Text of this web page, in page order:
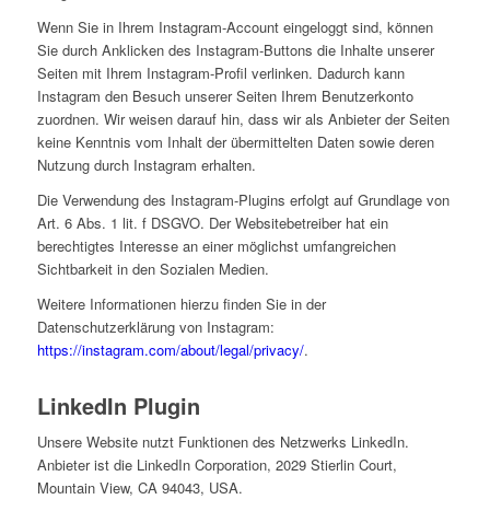
Wenn Sie in Ihrem Instagram-Account eingeloggt sind, können
Sie durch Anklicken des Instagram-Buttons die Inhalte unserer
Seiten mit Ihrem Instagram-Profil verlinken. Dadurch kann
Instagram den Besuch unserer Seiten Ihrem Benutzerkonto
zuordnen. Wir weisen darauf hin, dass wir als Anbieter der Seiten
keine Kenntnis vom Inhalt der übermittelten Daten sowie deren
Nutzung durch Instagram erhalten.
Die Verwendung des Instagram-Plugins erfolgt auf Grundlage von
Art. 6 Abs. 1 lit. f DSGVO. Der Websitebetreiber hat ein
berechtigtes Interesse an einer möglichst umfangreichen
Sichtbarkeit in den Sozialen Medien.
Weitere Informationen hierzu finden Sie in der
Datenschutzerklärung von Instagram:
https://instagram.com/about/legal/privacy/.
LinkedIn Plugin
Unsere Website nutzt Funktionen des Netzwerks LinkedIn.
Anbieter ist die LinkedIn Corporation, 2029 Stierlin Court,
Mountain View, CA 94043, USA.